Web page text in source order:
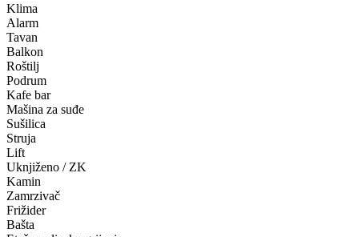
Klima
Alarm
Tavan
Balkon
Roštilj
Podrum
Kafe bar
Mašina za suđe
Sušilica
Struja
Lift
Uknjiženo / ZK
Kamin
Zamrzivač
Frižider
Bašta